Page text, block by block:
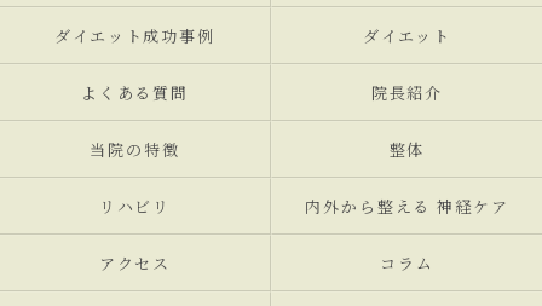
ダイエット成功事例 ダイエット
よくある質問 院長紹介
当院の特徴 整体
リハビリ 内外から整える 神経ケア
アクセス コラム